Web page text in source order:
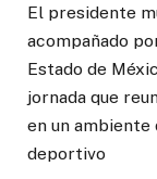
El presidente
acompañado
Estado de
jornada que
en un ambiente
deportivo